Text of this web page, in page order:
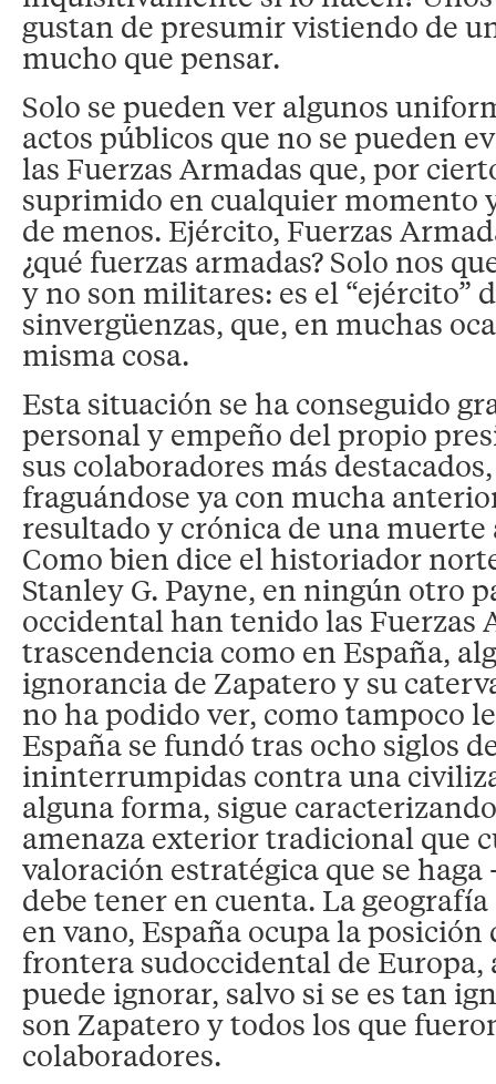
gustan de presumir vistiendo de
mucho que pensar.
Solo se pueden ver algunos
actos públicos que no se pueden
las Fuerzas Armadas que, por
suprimido en cualquier momento
de menos. Ejército, Fuerzas
¿qué fuerzas armadas? Solo nos
y no son militares: es el “ejército”
sinvergüenzas, que, en muchas
misma cosa.
Esta situación se ha conseguido
personal y empeño del propio
sus colaboradores más
fraguándose ya con mucha
resultado y crónica de una muerte
Como bien dice el historiador
Stanley G. Payne, en ningún otro
occidental han tenido las Fuerzas
trascendencia como en España,
ignorancia de Zapatero y su
no ha podido ver, como tampoco
España se fundó tras ocho siglos
ininterrumpidas contra una
alguna forma, sigue
amenaza exterior tradicional que
valoración estratégica que se
debe tener en cuenta. La
en vano, España ocupa la posición
frontera sudoccidental de Europa,
puede ignorar, salvo si se es tan
son Zapatero y todos los que
colaboradores.